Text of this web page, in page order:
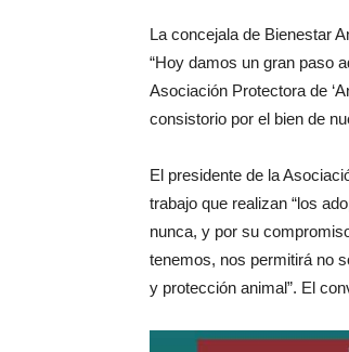
La concejala de Bienestar
“Hoy damos un gran paso
Asociación Protectora de
consistorio por el bien de
El presidente de la
trabajo que realizan “los
nunca, y por su
tenemos, nos permitirá no
y protección animal”. El